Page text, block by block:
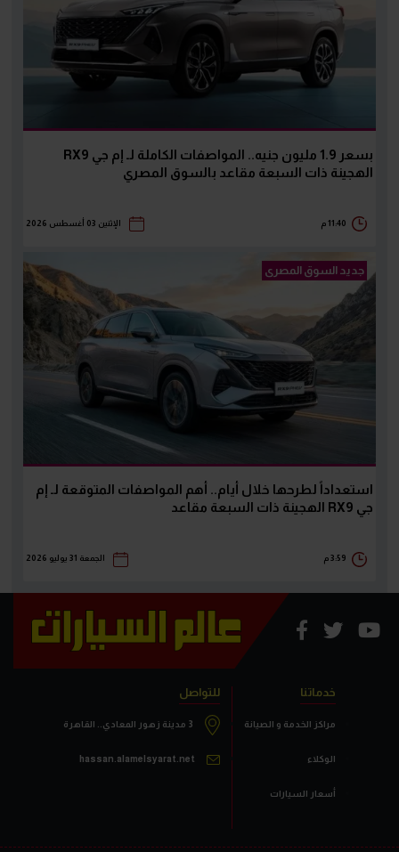
بسعر 1.9 مليون جنيه.. المواصفات الكاملة لـ إم جي RX9
الهجينة ذات السبعة مقاعد بالسوق المصري
11:40 م الإثنين 03 أغسطس 2026
جديد السوق المصرى
استعداداً لطرحها خلال أيام.. أهم المواصفات المتوقعة لـ إم
جي RX9 الهجينة ذات السبعة مقاعد
3:59 م الجمعة 31 يوليو 2026
خدماتنا
مراكز الخدمة و الصيانة
الوكلاء
أسعار السيارات
للتواصل
3 مدينة زهور المعادي.. القاهرة
hassan.alamelsyarat.net